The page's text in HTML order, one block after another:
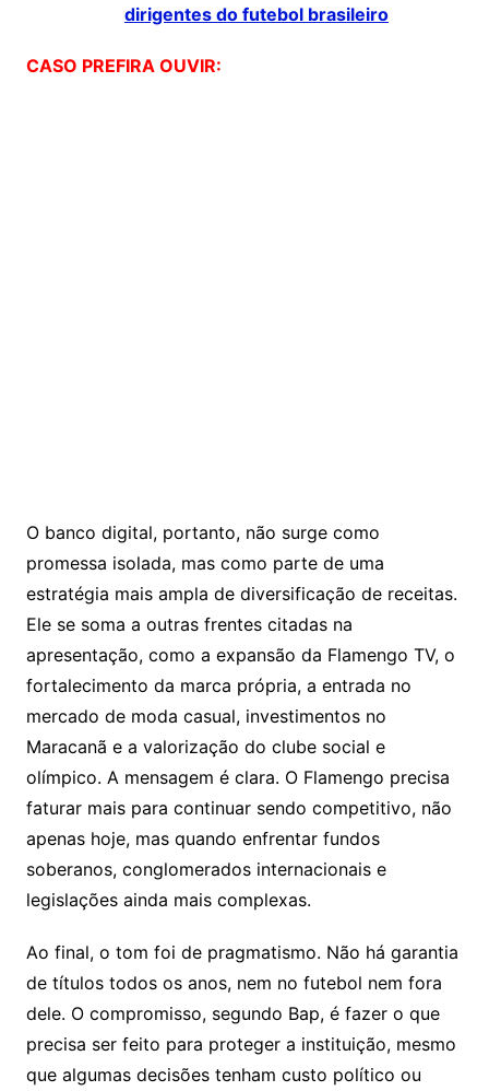
dirigentes do futebol brasileiro
CASO PREFIRA OUVIR:
O banco digital, portanto, não surge como
promessa isolada, mas como parte de uma
estratégia mais ampla de diversificação de receitas.
Ele se soma a outras frentes citadas na
apresentação, como a expansão da Flamengo TV, o
fortalecimento da marca própria, a entrada no
mercado de moda casual, investimentos no
Maracanã e a valorização do clube social e
olímpico. A mensagem é clara. O Flamengo precisa
faturar mais para continuar sendo competitivo, não
apenas hoje, mas quando enfrentar fundos
soberanos, conglomerados internacionais e
legislações ainda mais complexas.
Ao final, o tom foi de pragmatismo. Não há garantia
de títulos todos os anos, nem no futebol nem fora
dele. O compromisso, segundo Bap, é fazer o que
precisa ser feito para proteger a instituição, mesmo
que algumas decisões tenham custo político ou